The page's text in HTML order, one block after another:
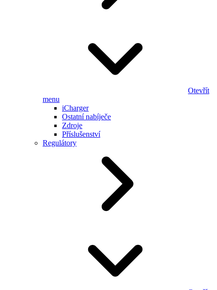
Otevřít
menu
iCharger
Ostatní nabíječe
Zdroje
Příslušenství
Regulátory